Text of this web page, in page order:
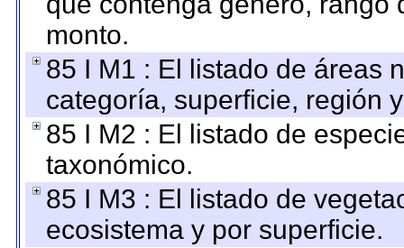
monto.
85 I M1 : El listado de áreas
categoría, superficie, región
85 I M2 : El listado de
taxonómico.
85 I M3 : El listado de
ecosistema y por superficie.